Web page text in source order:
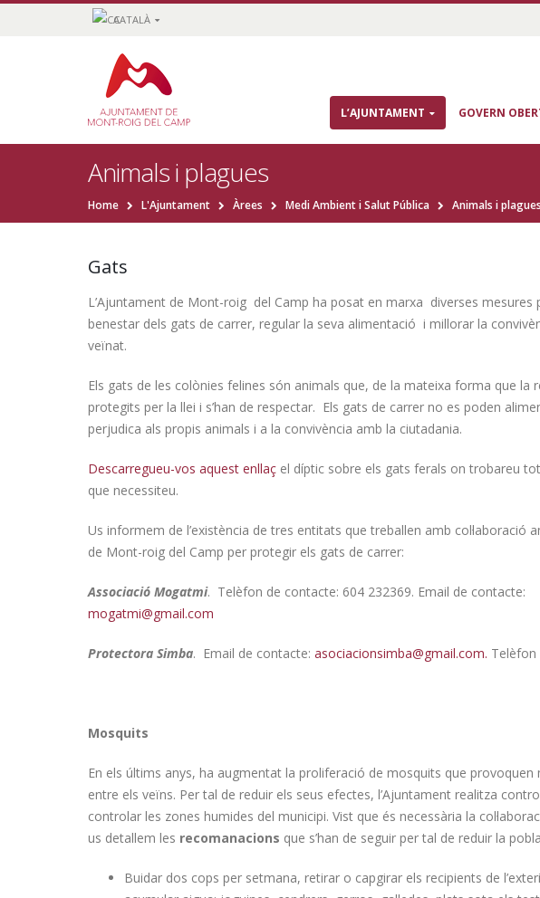
CATALÀ
L’AJUNTAMENT GOVERN
Animals i plagues
Home L'Ajuntament Àrees Medi Ambient i Salut Pública Animals i plagues
Gats
L’Ajuntament de Mont-roig del Camp ha posat en marxa diverses mesures
benestar dels gats de carrer, regular la seva alimentació i millorar la
veïnat.
Els gats de les colònies felines són animals que, de la mateixa forma que la
protegits per la llei i s’han de respectar. Els gats de carrer no es poden
perjudica als propis animals i a la convivència amb la ciutadania.
Descarregueu-vos aquest enllaç el díptic sobre els gats ferals on trobareu
que necessiteu.
Us informem de l’existència de tres entitats que treballen amb col·laboració
de Mont-roig del Camp per protegir els gats de carrer:
Associació Mogatmi. Telèfon de contacte: 604 232369. Email de contacte:
mogatmi@gmail.com
Protectora Simba. Email de contacte: asociacionsimba@gmail.com.
Mosquits
En els últims anys, ha augmentat la proliferació de mosquits que provoquen
entre els veïns. Per tal de reduir els seus efectes, l’Ajuntament realitza
controlar les zones humides del municipi. Vist que és necessària la
us detallem les recomanacions que s’han de seguir per tal de reduir la
Buidar dos cops per setmana, retirar o capgirar els recipients de